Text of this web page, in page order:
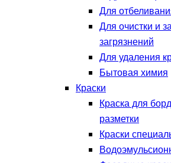
Для
Для очистки и
загрязнений
Для удаления
Бытовая химия
Краски
Краска для
разметки
Краски